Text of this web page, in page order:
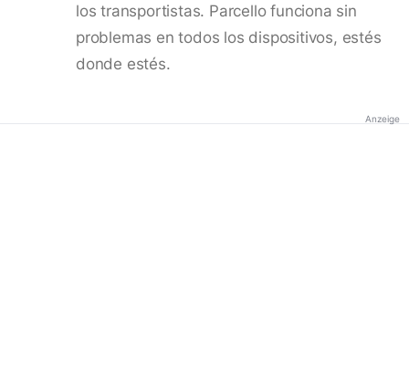
los transportistas. Parcello funciona sin
problemas en todos los dispositivos, estés
donde estés.
Anzeige